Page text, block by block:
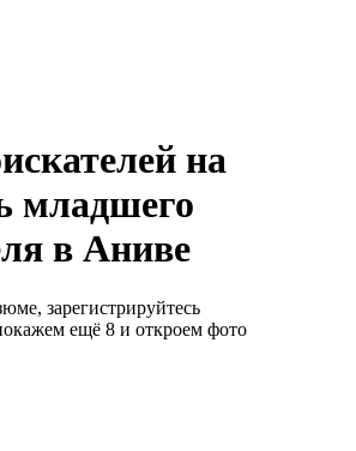
на
младшего
в Аниве
зарегистрируйтесь
ещё 8 и откроем фото